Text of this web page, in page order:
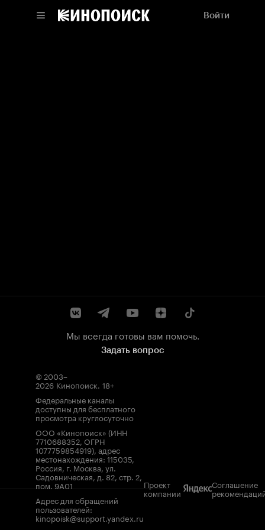
Войти
Мы всегда готовы вам помочь.
Задать вопрос
© 2003–
2026 Кинопоиск. 18+
Федеральные каналы
доступны для бесплатного
просмотра круглосуточно
ООО «Кинопоиск» (ИНН
7710688352, ОГРН
1077759854919), адрес
местонахождения: 115035,
Россия, г. Москва, ул.
Садовническая, д. 82, стр. 2,
пом. 9А01
Адрес для обращений
пользователей:
kinopoisk@support.yandex.ru
Проект
компании
Соглашение